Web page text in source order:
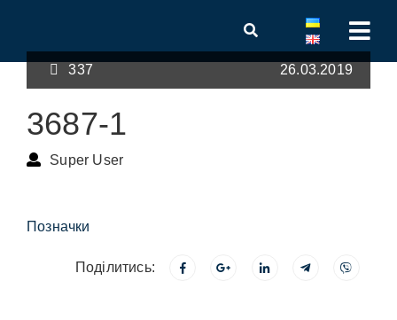
337 26.03.2019
3687-1
Super User
Позначки
Поділитись: